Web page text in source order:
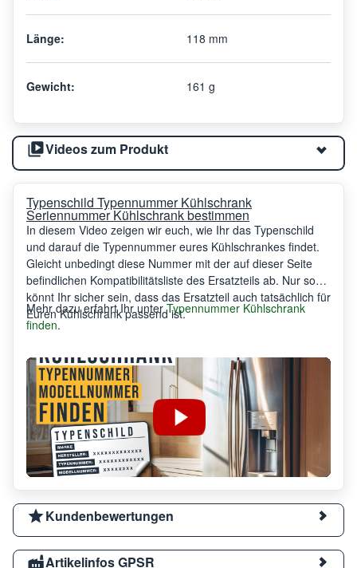
Länge: 118 mm
Gewicht: 161 g
Videos zum Produkt
Typenschild Typennummer Kühlschrank
Seriennummer Kühlschrank bestimmen
In diesem Video zeigen wir euch, wie Ihr das Typenschild
und darauf die Typennummer eures Kühlschrankes findet.
Gleicht unbedingt diese Nummer mit der auf dieser Seite
befindlichen Kompatibilitätsliste des Ersatzteils ab. Nur so
könnt Ihr sicher sein, dass das Ersatzteil auch tatsächlich für
Euren Kühlschrank passend ist.
Mehr dazu erfahrt Ihr unterTypennummer Kühlschrank
finden.
Kundenbewertungen
Artikelinfos GPSR